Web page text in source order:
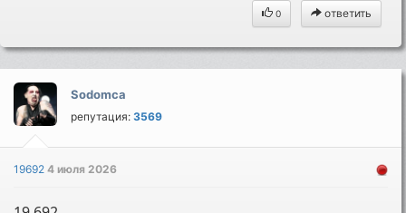
0 ответить
Sodomca
репутация:3569
196924 июля 2026